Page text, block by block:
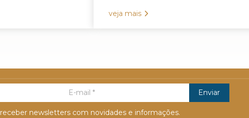
veja mais
newsletters com novidades e informações.